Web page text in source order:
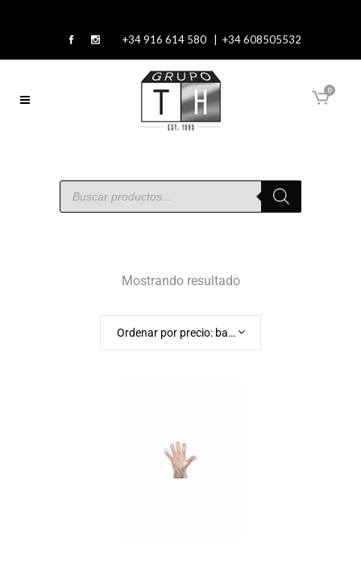
+34 916 614 580 | +34 608505532
0
Mostrando resultado
Ordenar por precio: bajo a alto